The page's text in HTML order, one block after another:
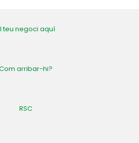
teu negoci aquí
arribar-hi?
RSC